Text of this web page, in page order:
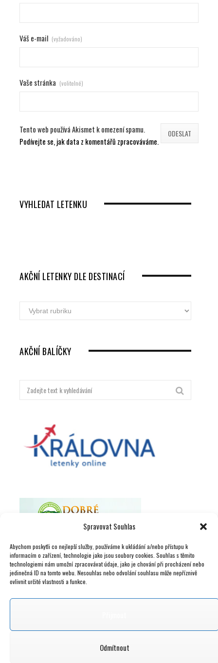
Spravovat Souhlas
Abychom poskytli co nejlepší služby, používáme k ukládání a/nebo přístupu k
informacím o zařízení, technologie jako jsou soubory cookies. Souhlas s těmito
technologiemi nám umožní zpracovávat údaje, jako je chování při procházení nebo
jedinečná ID na tomto webu. Nesouhlas nebo odvolání souhlasu může nepříznivě
ovlivnit určité vlastnosti a funkce.
Odmítnout
Váš e-mail (vyžadováno)
Vaše stránka (volitelné)
Tento web používá Akismet k omezení spamu.
Podívejte se, jak data z komentářů zpracováváme.
VYHLEDAT LETENKU
AKČNÍ LETENKY DLE DESTINACÍ
Akční
letenky
destinací
AKČNÍ BALÍČKY
Hledat: